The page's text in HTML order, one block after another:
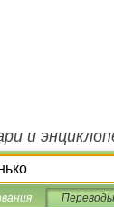
и
Переводы